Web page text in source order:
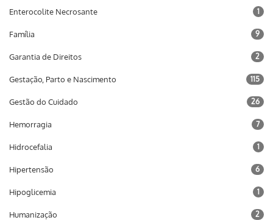
Enterocolite Necrosante 1
Família 9
Garantia de Direitos 2
Gestação, Parto e Nascimento 115
Gestão do Cuidado 26
Hemorragia 7
Hidrocefalia 1
Hipertensão 6
Hipoglicemia 1
Humanização 2